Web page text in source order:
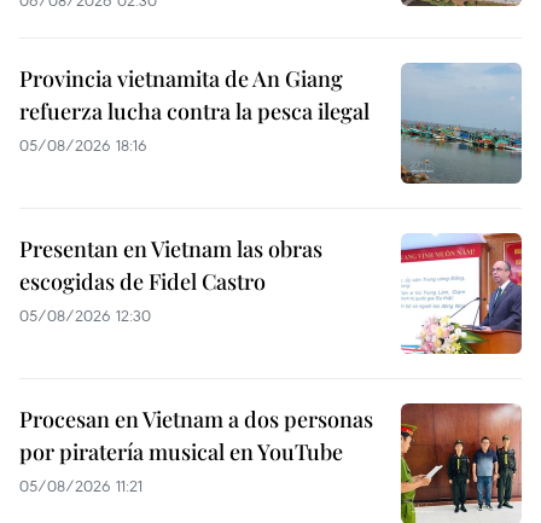
Provincia vietnamita de An Giang
refuerza lucha contra la pesca ilegal
05/08/2026 18:16
Presentan en Vietnam las obras
escogidas de Fidel Castro
05/08/2026 12:30
Procesan en Vietnam a dos personas
por piratería musical en YouTube
05/08/2026 11:21